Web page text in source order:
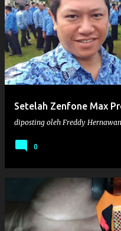
Setelah Zenfone Max
diposting oleh Freddy Hernawan
0